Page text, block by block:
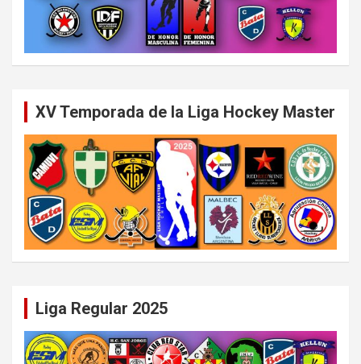
XV Temporada de la Liga Hockey Master
Liga Regular 2025